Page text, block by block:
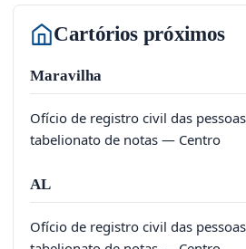
Cartórios próximos
Maravilha
Ofício de registro civil das
tabelionato de notas — Centro
AL
Ofício de registro civil das